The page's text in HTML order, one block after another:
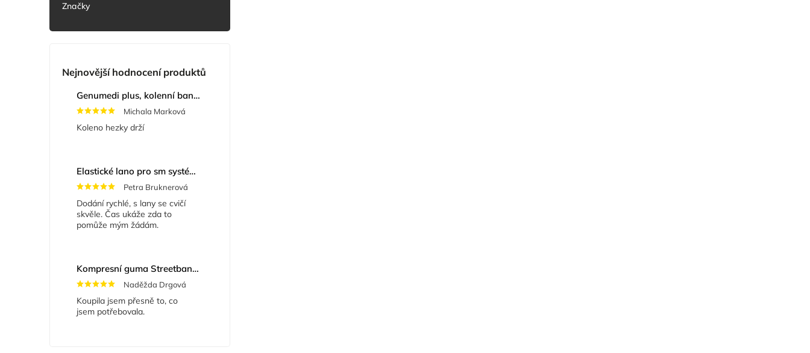
Značky
Nejnovější hodnocení produktů
Genumedi plus, kolenní bandáž se zvýšenou fixací
Michala Marková
Koleno hezky drží
Elastické lano pro sm systém
Petra Bruknerová
Dodání rychlé, s lany se cvičí
skvěle. Čas ukáže zda to
pomůže mým žádám.
Kompresní guma Streetband 5 cm x 2 m
Naděžda Drgová
Koupila jsem přesně to, co
jsem potřebovala.